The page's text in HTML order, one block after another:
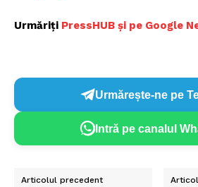
Urmăriți PressHUB și pe Google N
Urmărește-ne pe
Intră pe canalul
Articolul precedent